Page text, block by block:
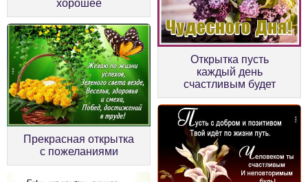
хорошее
Открытка пусть
каждый день
счастливым будет
Прекрасная открытка
с пожеланиями